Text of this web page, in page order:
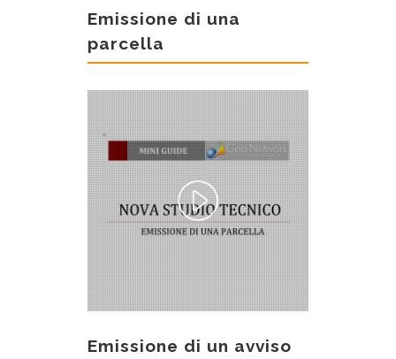
Emissione di una
parcella
Emissione di un avviso